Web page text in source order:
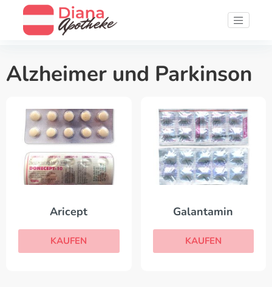
Alzheimer und Parkinson
Aricept
KAUFEN
Galantamin
KAUFEN